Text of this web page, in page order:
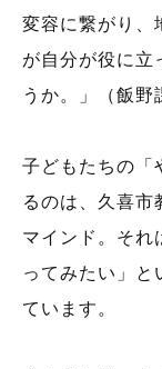
変容に繋がり、
が自分が役に立
うか。」（飯野
子どもたちの「
るのは、久喜市
マインド。それ
ってみたい」と
ています。